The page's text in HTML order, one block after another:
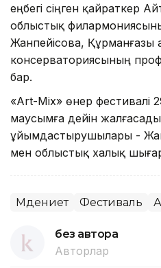
еңбегі сіңген қайраткер
облыстық
Жанпейісова, Құрманғазы
консерваториясының
бар.
«Аrt-Mix» өнер фестивалі
маусымға дейін
ұйымдастырушылары -
мен облыстық халық
Мәдениет Фестиваль
без автора
Авторлар